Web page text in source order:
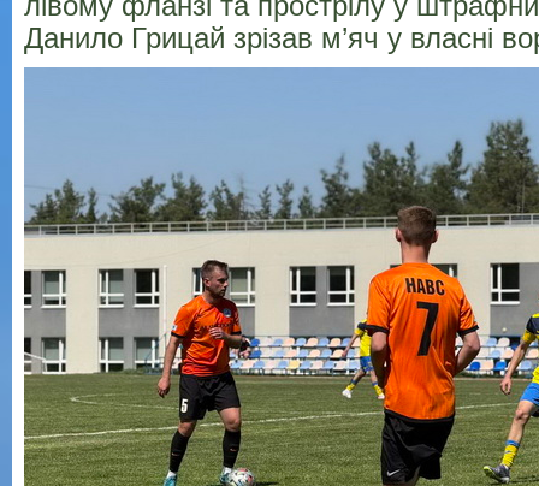
Данило Грицай зрізав м’яч у власні